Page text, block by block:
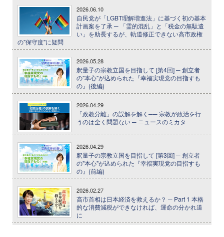
2026.06.10
自民党が「LGBT理解増進法」に基づく初の基本
計画案を了承 ─ 「霊的混乱」と「税金の無駄遣
い」を助長するが、軌道修正できない高市政権
の"保守度"に疑問
2026.05.28
釈量子の宗教立国を目指して [第4回] ─ 創立者
の"本心"が込められた『幸福実現党の目指すも
の』(後編)
2026.04.29
「政教分離」の誤解を解く── 宗教が政治を行
うのは全く問題ない ─ ニュースのミカタ
2026.04.29
釈量子の宗教立国を目指して [第3回] ─ 創立者
の"本心"が込められた『幸福実現党の目指すも
の』(前編)
2026.02.27
高市首相は日本経済を救えるか？ ─ Part 1 本格
的な消費減税ができなければ、運命の分かれ道
に